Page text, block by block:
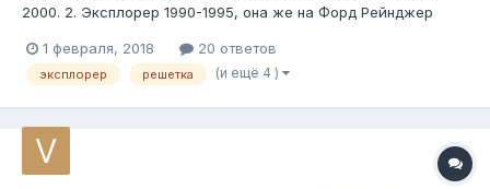
2000. 2. Эксплорер 1990-1995, она же на Форд Рейнджер
(Тайвань) продано Цена: 2000 / шт.
1 февраля, 2018 20 ответов
эксплорер решетка (и ещё 4 )